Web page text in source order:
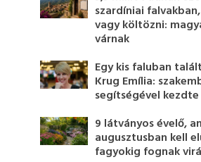
szardíniai
vagy költözni:
várnak
Egy kis faluban
Krug Emília:
segítségével
9 látványos évelő,
augusztusban kell
fagyokig fognak